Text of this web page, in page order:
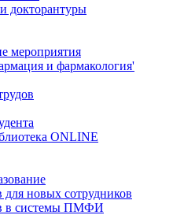
докторантуры
мероприятия
и фармакология'
ONLINE
новых сотрудников
в системы ПМФИ